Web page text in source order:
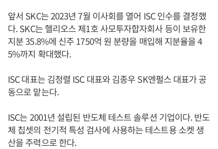
앞서 SKC는 2023년 7월 이사회를 열어 ISC 인수를 결정했
다. SKC는 헬리오스 제1호 사모투자합자회사 등이 보유한
지분 35.8%에 신주 1750억 원 분량을 매입해 지분율을 4
5%까지 확대했다.
ISC 대표는 김정렬 ISC 대표와 김종우 SK엔펄스 대표가 공
동으로 맡는다.
ISC는 2001년 설립된 반도체 테스트 솔루션 기업이다. 반도
체 칩셋의 전기적 특성 검사에 사용하는 테스트용 소켓 생
산을 주력으로 한다.